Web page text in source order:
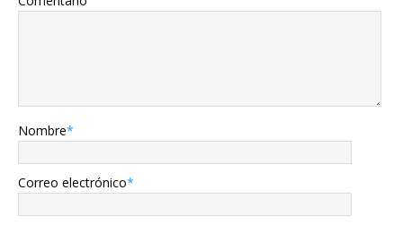
Nombre*
Correo electrónico*